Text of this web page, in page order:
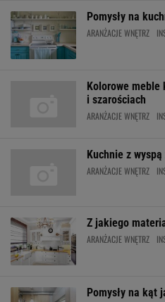
Pomysły na
ARANŻACJE WNĘTRZ
Kolorowe meble
i szarościach
ARANŻACJE WNĘTRZ
Kuchnie z
ARANŻACJE WNĘTRZ
Z jakiego
ARANŻACJE WNĘTRZ
Pomysły na kąt